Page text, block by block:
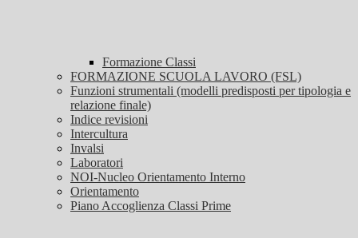
Formazione Classi
FORMAZIONE SCUOLA LAVORO (FSL)
Funzioni strumentali (modelli predisposti per tipologia e
relazione finale)
Indice revisioni
Intercultura
Invalsi
Laboratori
NOI-Nucleo Orientamento Interno
Orientamento
Piano Accoglienza Classi Prime